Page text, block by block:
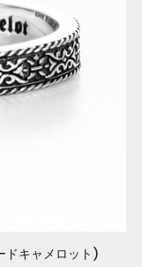
ドキャメロット)